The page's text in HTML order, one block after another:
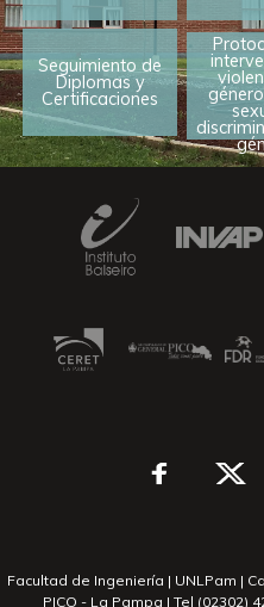
Seguimiento de
Diplomas y
Certificaciones
Facultad de Ingeniería | UNLPam |
PICO - La Pampa | Tel (02302)